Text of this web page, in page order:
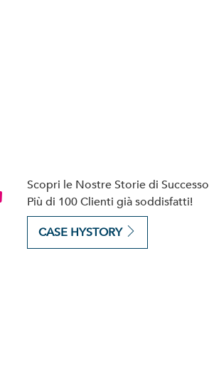
Scopri le Nostre Storie di Successo
Più di 100 Clienti già soddisfatti!
CASE HYSTORY